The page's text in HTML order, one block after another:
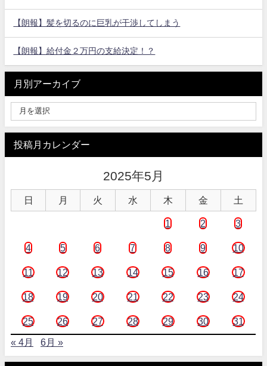
【朗報】髪を切るのに巨乳が干渉してしまう
【朗報】給付金２万円の支給決定！？
月別アーカイブ
投稿月カレンダー
2025年5月
日 月 火 水 木 金 土
1 2 3
4 5 6 7 8 9 10
11 12 13 14 15 16 17
18 19 20 21 22 23 24
25 26 27 28 29 30 31
« 4月 6月 »